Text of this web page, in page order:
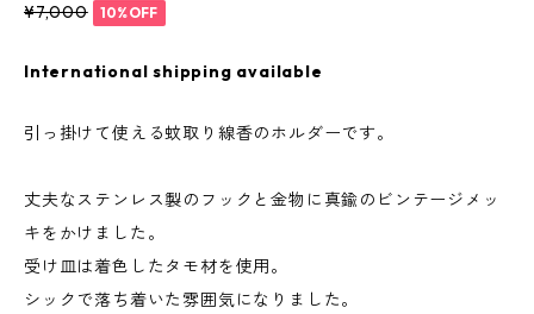
¥7,000 10%OFF
International shipping available
引っ掛けて使える蚊取り線香のホルダーです。
丈夫なステンレス製のフックと金物に真鍮のビンテージメッ
キをかけました。
受け皿は着色したタモ材を使用。
シックで落ち着いた雰囲気になりました。